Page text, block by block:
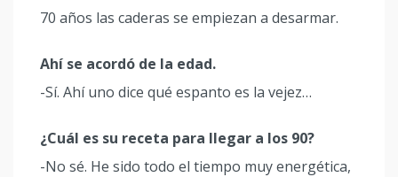
70 años las caderas se empiezan a desarmar.
Ahí se acordó de la edad.
-Sí. Ahí uno dice qué espanto es la vejez…
¿Cuál es su receta para llegar a los 90?
-No sé. He sido todo el tiempo muy energética,